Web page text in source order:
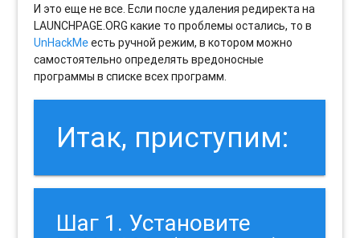
И это еще не все. Если после удаления редиректа на
LAUNCHPAGE.ORG какие то проблемы остались, то в
UnHackMeесть ручной режим, в котором можно
самостоятельно определять вредоносные
программы в списке всех программ.
Итак, приступим:
Шаг 1. Установите